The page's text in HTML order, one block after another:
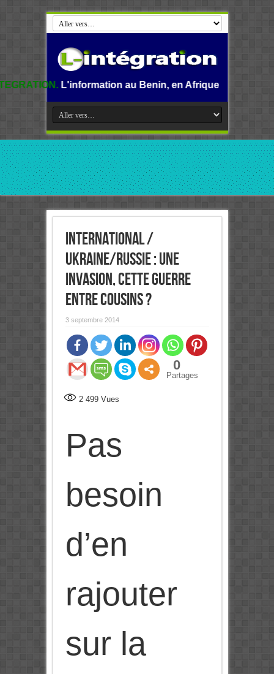
au Benin, en Afrique et dans le monde.
International /
Ukraine/Russie : Une
invasion, cette guerre
entre cousins ?
3 septembre 2014
0
Partages
2 499Vues
Pas
besoin
d’en
rajouter
sur la